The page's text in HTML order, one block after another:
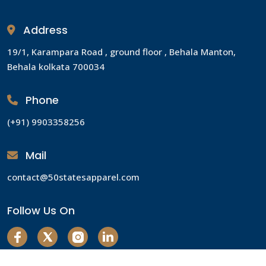
Address
19/1, Karampara Road , ground floor , Behala Manton,
Behala kolkata 700034
Phone
(+91) 9903358256
Mail
contact@50statesapparel.com
Follow Us On